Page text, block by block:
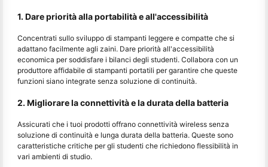
1. Dare priorità alla portabilità e all'accessibilità
Concentrati sullo sviluppo di stampanti leggere e compatte che si
adattano facilmente agli zaini. Dare priorità all'accessibilità
economica per soddisfare i bilanci degli studenti. Collabora con un
produttore affidabile di stampanti portatili per garantire che queste
funzioni siano integrate senza soluzione di continuità.
2. Migliorare la connettività e la durata della batteria
Assicurati che i tuoi prodotti offrano connettività wireless senza
soluzione di continuità e lunga durata della batteria. Queste sono
caratteristiche critiche per gli studenti che richiedono flessibilità in
vari ambienti di studio.